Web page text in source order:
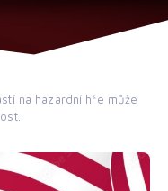
na hazardní hře může